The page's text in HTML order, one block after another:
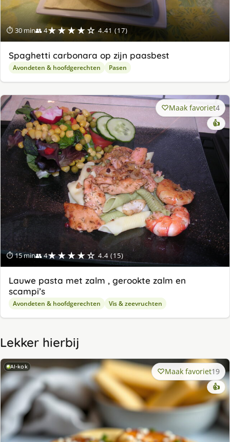
⏱ 30 min👥 4★★★★☆ 4.41 (17)
Spaghetti carbonara op zijn paasbest
Avondeten & hoofdgerechten Pasen
⏱ 15 min👥 4★★★★☆ 4.4 (15)
Maak favoriet4
👍
Lauwe pasta met zalm , gerookte zalm en
scampi’s
Avondeten & hoofdgerechten Vis & zeevruchten
Lekker hierbij
AI-kok Maak favoriet19
👍